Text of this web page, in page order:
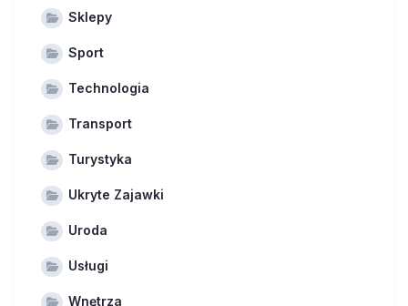
Sklepy
Sport
Technologia
Transport
Turystyka
Ukryte Zajawki
Uroda
Usługi
Wnętrza